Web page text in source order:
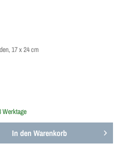
17 x 24 cm
Werktage
In den Warenkorb